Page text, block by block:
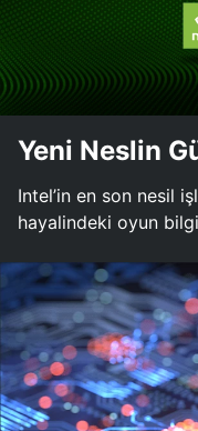
Yeni Neslin
Intel’in en son nesil
hayalindeki oyun